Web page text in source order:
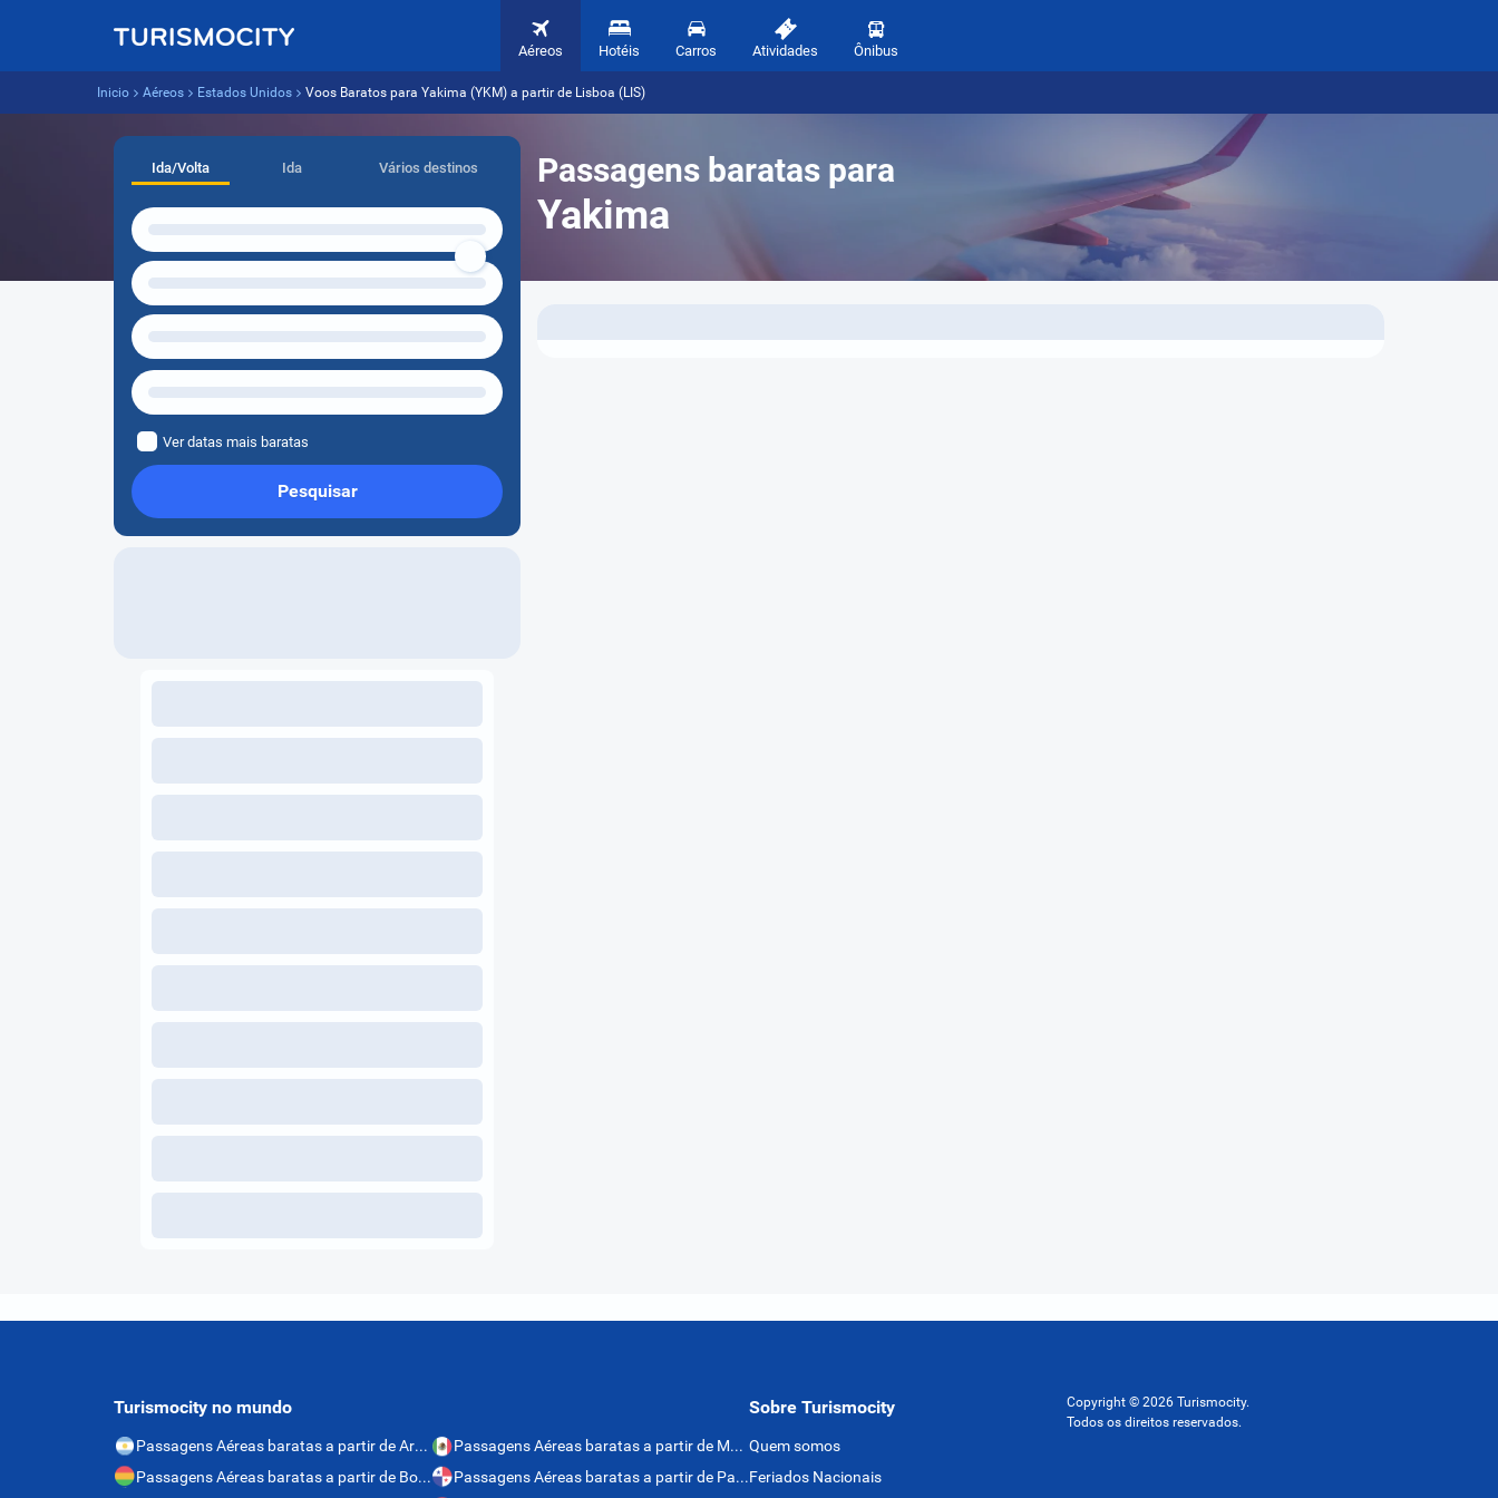
Aéreos Hotéis Carros Atividades Ônibus
Inicio Aéreos Estados Unidos Voos Baratos para Yakima (YKM) a partir de Lisboa (LIS)
Passagens baratas para
Yakima
Ida/Volta Ida Vários destinos
Ver datas mais baratas
Pesquisar
Turismocity no mundo
Passagens Aéreas baratas a partir de Argentina
Passagens Aéreas baratas a partir de Bolívia
Passagens Aéreas baratas a partir de México
Passagens Aéreas baratas a partir de Panamá
Sobre Turismocity
Quem somos
Feriados Nacionais
Copyright © 2026 Turismocity.
Todos os direitos reservados.